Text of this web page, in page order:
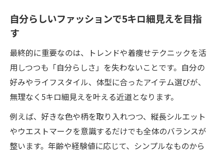
自分らしいファッションで5キロ細見えを目指
す
最終的に重要なのは、トレンドや着痩せテクニックを活
用しつつも「自分らしさ」を失わないことです。自分の
好みやライフスタイル、体型に合ったアイテム選びが、
無理なく5キロ細見えを叶える近道となります。
例えば、好きな色や柄を取り入れつつ、縦長シルエット
やウエストマークを意識するだけでも全体のバランスが
整います。年齢や経験値に応じて、シンプルなものから